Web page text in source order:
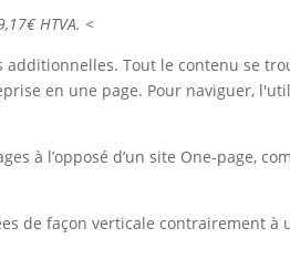
HTVA. <
additionnelles. Tout le contenu se
en une page. Pour naviguer,
à l’opposé d’un site One-page,
de façon verticale contrairement à